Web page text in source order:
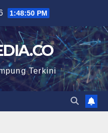
1:48:51 PM
Terkini